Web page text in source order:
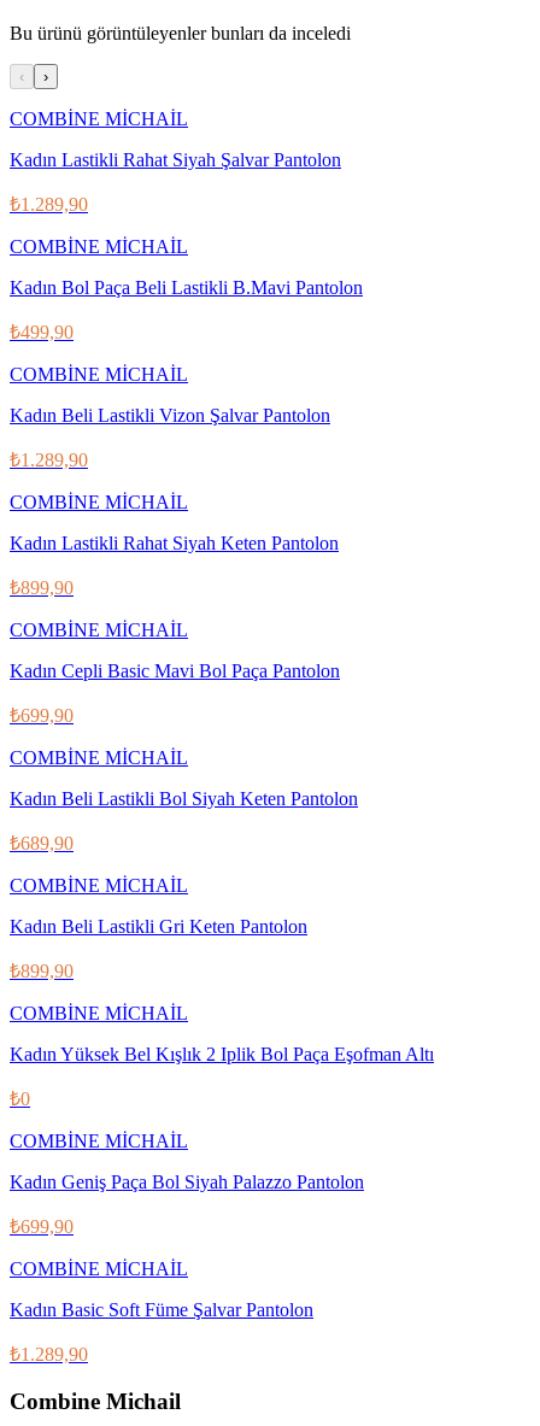
Bu ürünü görüntüleyenler bunları da inceledi
‹ ›
COMBİNE MİCHAİL
Kadın Lastikli Rahat Siyah Şalvar Pantolon
₺1.289,90
COMBİNE MİCHAİL
Kadın Bol Paça Beli Lastikli B.Mavi Pantolon
₺499,90
COMBİNE MİCHAİL
Kadın Beli Lastikli Vizon Şalvar Pantolon
₺1.289,90
COMBİNE MİCHAİL
Kadın Lastikli Rahat Siyah Keten Pantolon
₺899,90
COMBİNE MİCHAİL
Kadın Cepli Basic Mavi Bol Paça Pantolon
₺699,90
COMBİNE MİCHAİL
Kadın Beli Lastikli Bol Siyah Keten Pantolon
₺689,90
COMBİNE MİCHAİL
Kadın Beli Lastikli Gri Keten Pantolon
₺899,90
COMBİNE MİCHAİL
Kadın Yüksek Bel Kışlık 2 Iplik Bol Paça Eşofman Altı
₺0
COMBİNE MİCHAİL
Kadın Geniş Paça Bol Siyah Palazzo Pantolon
₺699,90
COMBİNE MİCHAİL
Kadın Basic Soft Füme Şalvar Pantolon
₺1.289,90
Combine Michail